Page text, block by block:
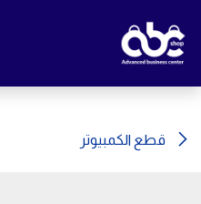
قطع الكمبيوتر